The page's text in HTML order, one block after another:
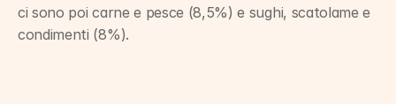
ci sono poi carne e pesce (8,5%) e sughi, scatolame e
condimenti (8%).